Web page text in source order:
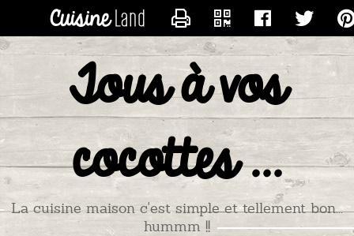
Tous à vos
cocottes ...
La cuisine maison c'est simple et tellement bon...
hummm !!
CONTACTER GAZELLE